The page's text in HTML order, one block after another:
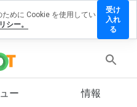
ー 情報
めに Cookie を使用してい
シー。
受け
入れ
る